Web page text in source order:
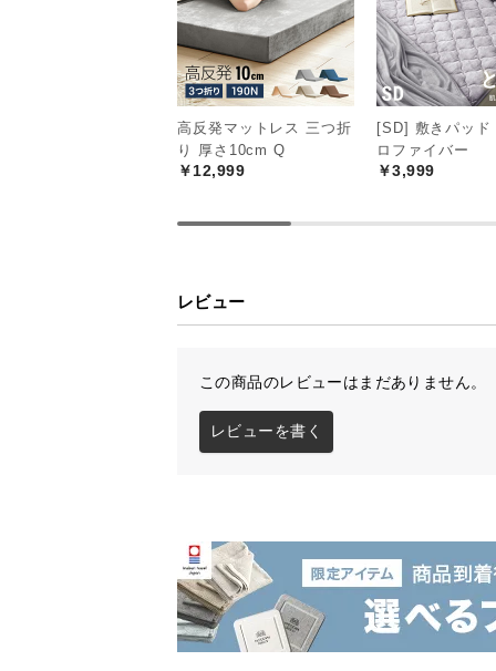
高反発マットレス 三つ折
り 厚さ10cm Q
￥12,999
[SD] 敷きパッド
ロファイバー
￥3,999
レビュー
この商品のレビューはまだありません。
レビューを書く